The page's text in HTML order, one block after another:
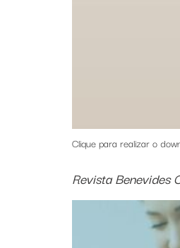
Clique para realizar o
Revista Benevides